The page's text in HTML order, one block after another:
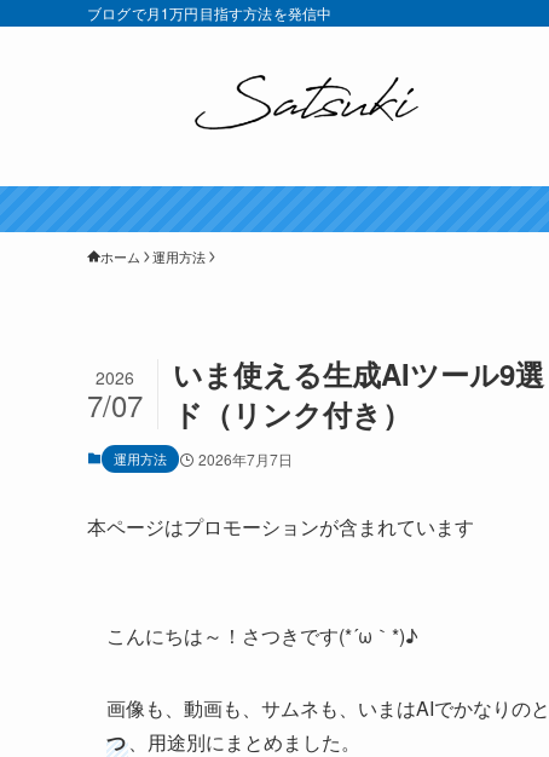
ブログで月1万円目指す方法を発信中
ホーム 運用方法
いま使える生成AIツール9
ド（リンク付き）
2026
7/07
運用方法 2026年7月7日
本ページはプロモーションが含まれています
こんにちは～！さつきです(*´ω｀*)♪
画像も、動画も、サムネも、いまはAIでかなりの
つ、用途別にまとめました。